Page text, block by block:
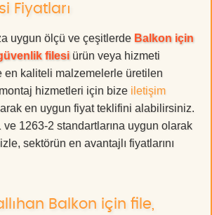
Fiyatları
uygun ölçü ve çeşitlerde Balkon için
filesi ürün veya hizmeti
en kaliteli malzemelerle üretilen
hizmetleri için bize iletişim
en uygun fiyat teklifini alabilirsiniz.
1263-2 standartlarına uygun olarak
sektörün en avantajlı fiyatlarını
Balkon için file,